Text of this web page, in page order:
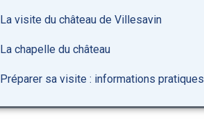
La visite du château de Villesavin
La chapelle du château
Préparer sa visite : informations pratiques